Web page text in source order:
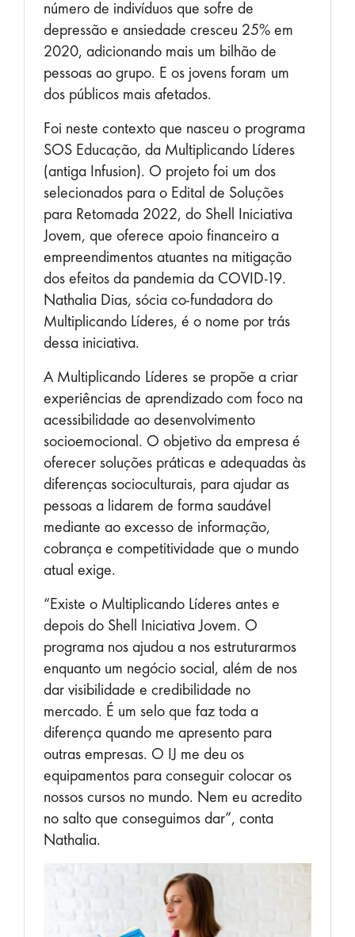
número de indivíduos que sofre de
depressão e ansiedade cresceu 25% em
2020, adicionando mais um bilhão de
pessoas ao grupo. E os jovens foram um
dos públicos mais afetados.
Foi neste contexto que nasceu o programa
SOS Educação, da Multiplicando Líderes
(antiga Infusion). O projeto foi um dos
selecionados para o Edital de Soluções
para Retomada 2022, do Shell Iniciativa
Jovem, que oferece apoio financeiro a
empreendimentos atuantes na mitigação
dos efeitos da pandemia da COVID-19.
Nathalia Dias, sócia co-fundadora do
Multiplicando Líderes, é o nome por trás
dessa iniciativa.
A Multiplicando Líderes se propõe a criar
experiências de aprendizado com foco na
acessibilidade ao desenvolvimento
socioemocional. O objetivo da empresa é
oferecer soluções práticas e adequadas às
diferenças socioculturais, para ajudar as
pessoas a lidarem de forma saudável
mediante ao excesso de informação,
cobrança e competitividade que o mundo
atual exige.
“Existe o Multiplicando Líderes antes e
depois do Shell Iniciativa Jovem. O
programa nos ajudou a nos estruturarmos
enquanto um negócio social, além de nos
dar visibilidade e credibilidade no
mercado. É um selo que faz toda a
diferença quando me apresento para
outras empresas. O IJ me deu os
equipamentos para conseguir colocar os
nossos cursos no mundo. Nem eu acredito
no salto que conseguimos dar”, conta
Nathalia.